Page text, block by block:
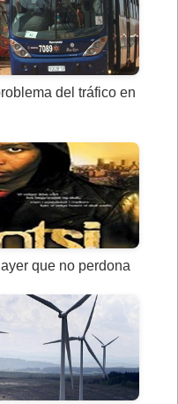
del tráfico en
que no perdona